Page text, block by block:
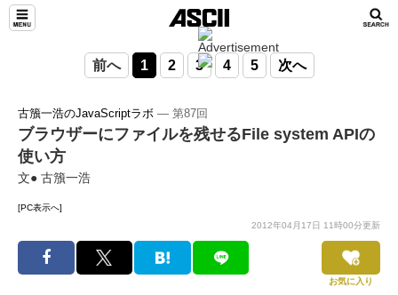
前へ 1 2 3 4 5 次へ
古籏一浩のJavaScriptラボ ― 第87回
ブラウザーにファイルを残せるFile system APIの
使い方
文● 古籏一浩
[PC表示へ]
2012年04月17日 11時00分更新
お気に入り